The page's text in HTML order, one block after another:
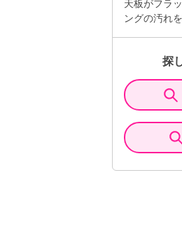
天板がフラ
ングの汚れ
探